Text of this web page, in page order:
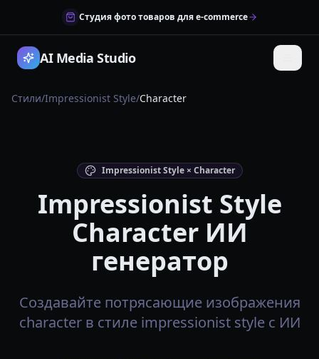
Студия фото товаров для e-commerce
AI Media Studio
Стили/Impressionist Style/Character
Impressionist Style × Character
Impressionist Style
Character ИИ
генератор
Создавайте потрясающие изображения
character в стиле impressionist style с ИИ